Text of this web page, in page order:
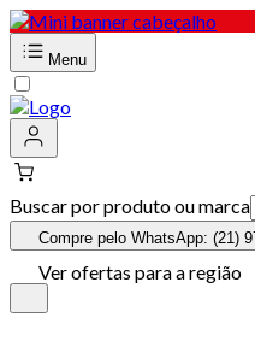
Menu
Buscar por produto ou marca
Compre pelo WhatsApp: (21)
Ver ofertas para a região